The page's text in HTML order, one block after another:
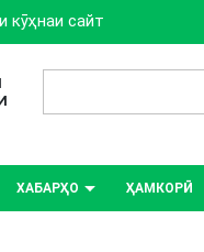
кӯҳнаи сайт
ХАБАРҲО ҲАМКОРӢ